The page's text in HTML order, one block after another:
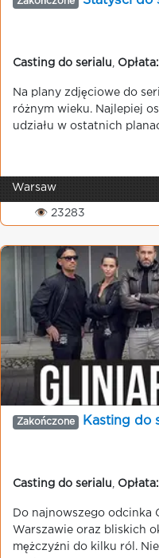
Casting do serialu
Na plany zdjęciowe do
różnym wieku. Najlepiej
udziału w ostatnich
Warsaw
👁 23283
Zakończone Kasting do
Casting do serialu
Do najnowszego odcinka
Warszawie oraz bliskich
mężczyźni do kilku ról.